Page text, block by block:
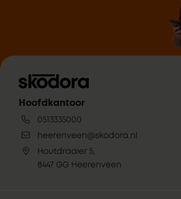
Hoofdkantoor
0513335000
heerenveen@skodora.nl
Houtdraaier 5,
8447 GG Heerenveen